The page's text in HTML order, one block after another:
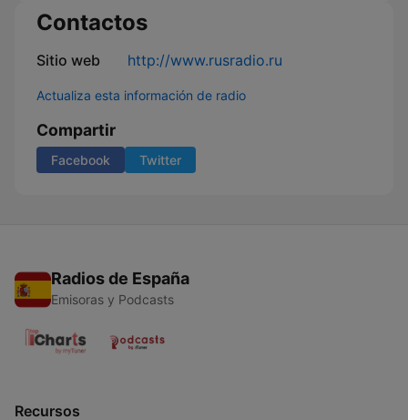
Contactos
Sitio web http://www.rusradio.ru
Actualiza esta información de radio
Compartir
Facebook Twitter
Radios de España
Emisoras y Podcasts
Recursos